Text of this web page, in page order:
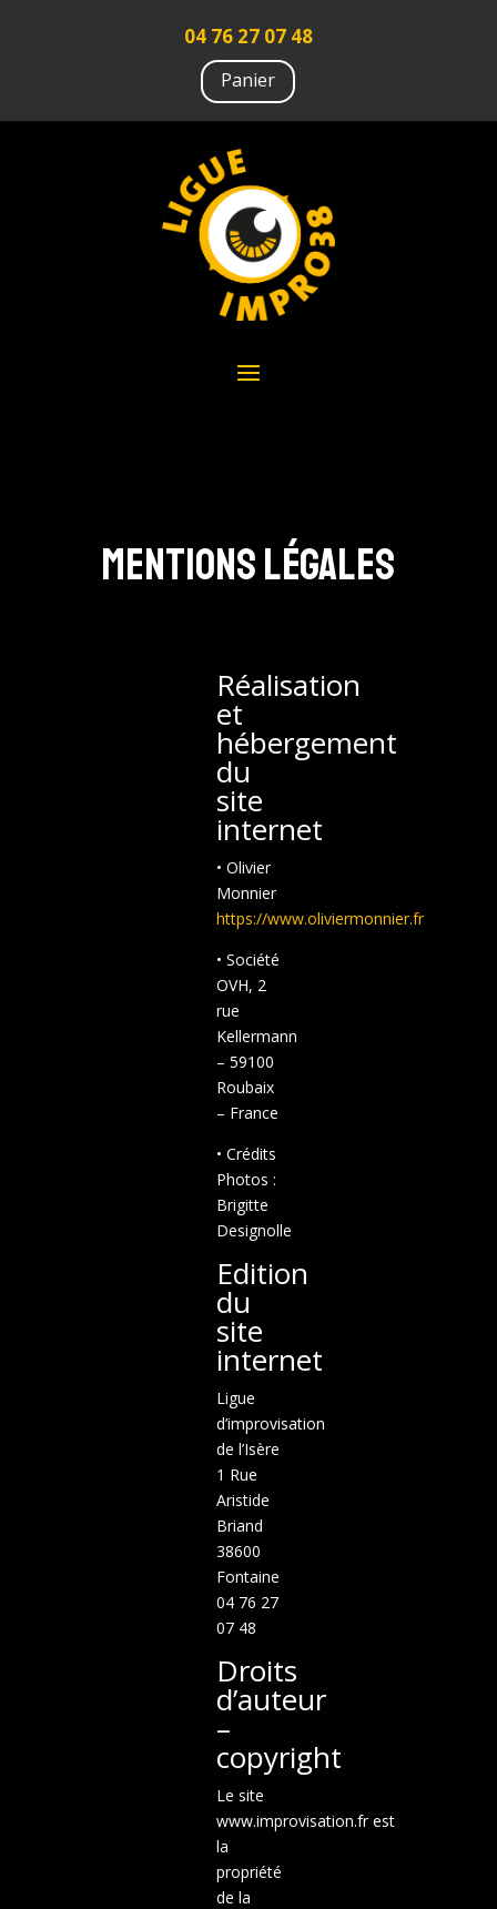
04 76 27 07 48
Panier
Mentions légales
Réalisation
et
hébergement
du
site
internet
• Olivier
Monnier
https://www.oliviermonnier.fr
• Société
OVH, 2
rue
Kellermann
– 59100
Roubaix
– France
• Crédits
Photos :
Brigitte
Designolle
Edition
du
site
internet
Ligue
d’improvisation
de l’Isère
1 Rue
Aristide
Briand
38600
Fontaine
04 76 27
07 48
Droits
d’auteur
–
copyright
Le site
www.improvisation.fr est
la
propriété
de la